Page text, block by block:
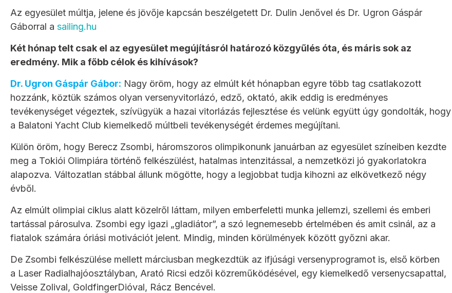
Az egyesület múltja, jelene és jövője kapcsán beszélgetett Dr. Dulin Jenővel és Dr. Ugron Gáspár
Gáborral a sailing.hu
Két hónap telt csak el az egyesület megújításról határozó közgyűlés óta, és máris sok az
eredmény. Mik a főbb célok és kihívások?
Dr. Ugron Gáspár Gábor: Nagy öröm, hogy az elmúlt két hónapban egyre több tag csatlakozott
hozzánk, köztük számos olyan versenyvitorlázó, edző, oktató, akik eddig is eredményes
tevékenységet végeztek, szívügyük a hazai vitorlázás fejlesztése és velünk együtt úgy gondolták, hogy
a Balatoni Yacht Club kiemelkedő múltbeli tevékenységét érdemes megújítani.
Külön öröm, hogy Berecz Zsombi, háromszoros olimpikonunk januárban az egyesület színeiben kezdte
meg a Tokiói Olimpiára történő felkészülést, hatalmas intenzitással, a nemzetközi jó gyakorlatokra
alapozva. Változatlan stábbal állunk mögötte, hogy a legjobbat tudja kihozni az elkövetkező négy
évből.
Az elmúlt olimpiai ciklus alatt közelről láttam, milyen emberfeletti munka jellemzi, szellemi és emberi
tartással párosulva. Zsombi egy igazi „gladiátor”, a szó legnemesebb értelmében és amit csinál, az a
fiatalok számára óriási motivációt jelent. Mindig, minden körülmények között győzni akar.
De Zsombi felkészülése mellett márciusban megkezdtük az ifjúsági versenyprogramot is, első körben
a Laser Radialhajóosztályban, Arató Ricsi edzői közreműködésével, egy kiemelkedő versenycsapattal,
Veisse Zolival, GoldfingerDióval, Rácz Bencével.